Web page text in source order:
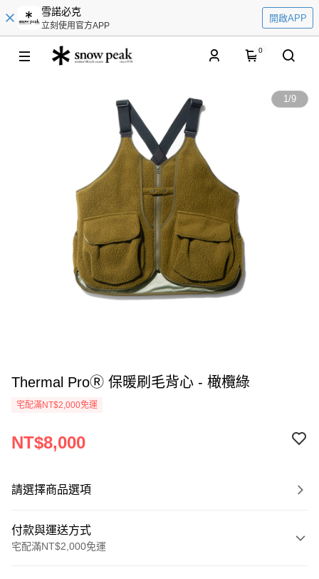
雪諾必克
立刻使用官方APP
開啟APP
0
1/9
Thermal ProⓇ 保暖刷毛背心 - 橄欖綠
宅配滿NT$2,000免運
NT$8,000
請選擇商品選項
付款與運送方式
宅配滿NT$2,000免運